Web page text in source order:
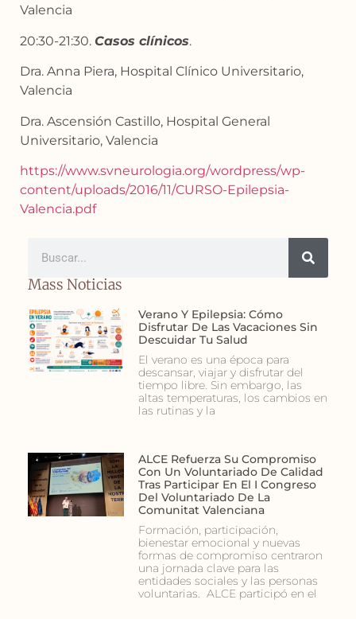
Valencia
20:30-21:30. Casos clínicos.
Dra. Anna Piera, Hospital Clínico Universitario,
Valencia
Dra. Ascensión Castillo, Hospital General
Universitario, Valencia
https://www.svneurologia.org/wordpress/wp-
content/uploads/2016/11/CURSO-Epilepsia-
Valencia.pdf
Mass Noticias
Verano Y Epilepsia: Cómo
Disfrutar De Las Vacaciones Sin
Descuidar Tu Salud
El verano es una época para
descansar, viajar y disfrutar del
tiempo libre. Sin embargo, las
altas temperaturas, los cambios en
las rutinas y la
ALCE Refuerza Su Compromiso
Con Un Voluntariado De Calidad
Tras Participar En El I Congreso
Del Voluntariado De La
Comunitat Valenciana
Formación, participación,
bienestar emocional y nuevas
formas de compromiso centraron
una jornada clave para las
entidades sociales y las personas
voluntarias. ALCE participó en el